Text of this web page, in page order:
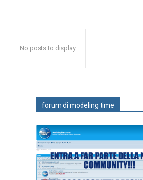
No posts to display
forum di modeling time